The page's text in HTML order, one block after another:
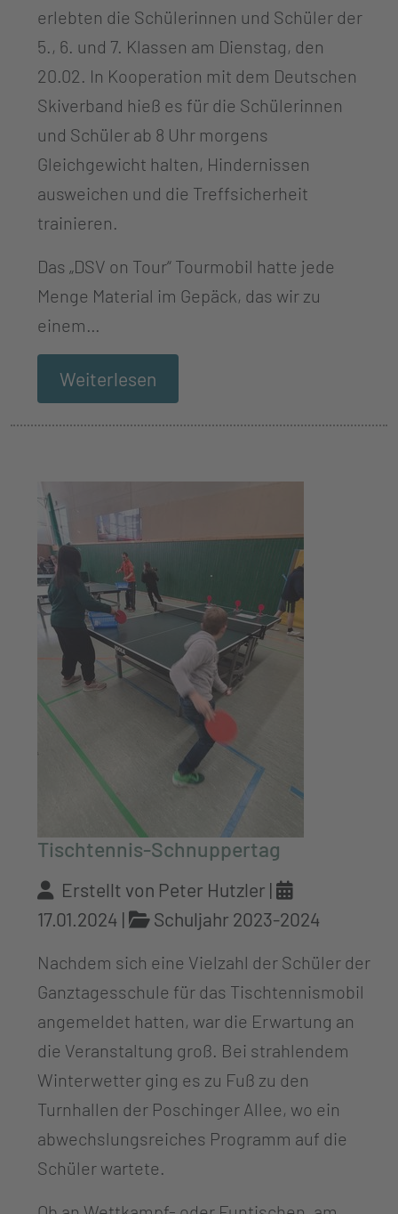
erlebten die Schülerinnen und Schüler der
5., 6. und 7. Klassen am Dienstag, den
20.02. In Kooperation mit dem Deutschen
Skiverband hieß es für die Schülerinnen
und Schüler ab 8 Uhr morgens
Gleichgewicht halten, Hindernissen
ausweichen und die Treffsicherheit
trainieren.
Das „DSV on Tour“ Tourmobil hatte jede
Menge Material im Gepäck, das wir zu
einem…
Weiterlesen
Tischtennis-Schnuppertag
Erstellt von Peter Hutzler |
17.01.2024 | Schuljahr 2023-2024
Nachdem sich eine Vielzahl der Schüler der
Ganztagesschule für das Tischtennismobil
angemeldet hatten, war die Erwartung an
die Veranstaltung groß. Bei strahlendem
Winterwetter ging es zu Fuß zu den
Turnhallen der Poschinger Allee, wo ein
abwechslungsreiches Programm auf die
Schüler wartete.